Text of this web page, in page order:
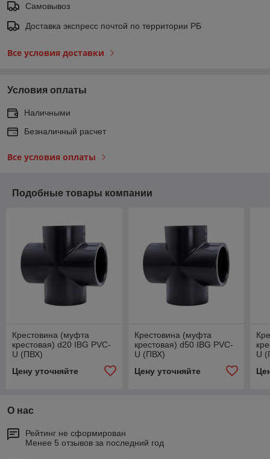
Самовывоз
Доставка экспресс почтой по территории РБ
Все условия доставки
Условия оплаты
Наличными
Безналичный расчет
Все условия оплаты
Подобные товары компании
Крестовина (муфта
крестовая) d20 IBG PVC-
U (ПВХ)
Цену уточняйте
Крестовина (муфта
крестовая) d50 IBG PVC-
U (ПВХ)
Цену уточняйте
U
О нас
Рейтинг не сформирован
Менее 5 отзывов за последний год